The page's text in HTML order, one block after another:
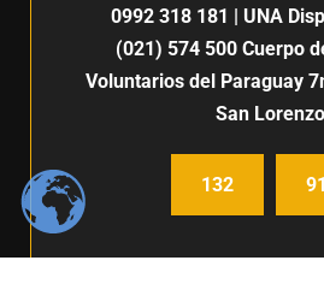
0992 318 181 | UNA
(021) 574 500Cuerpo
Voluntarios del Paraguay
San Lorenzo
132